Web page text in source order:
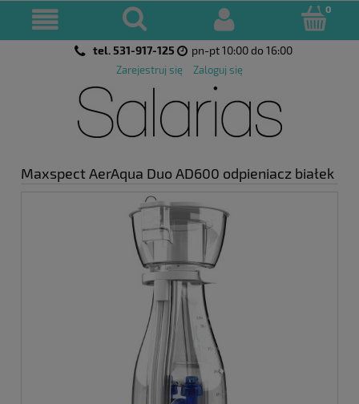
tel. 531-917-125 pn-pt 10:00 do 16:00
Zarejestruj się Zaloguj się
Maxspect AerAqua Duo AD600 odpieniacz białek